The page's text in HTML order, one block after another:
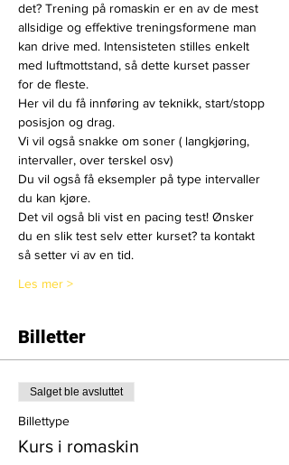
det? Trening på romaskin er en av de mest
allsidige og effektive treningsformene man
kan drive med. Intensisteten stilles enkelt
med luftmottstand, så dette kurset passer
for de fleste.
Her vil du få innføring av teknikk, start/stopp
posisjon og drag.
Vi vil også snakke om soner ( langkjøring,
intervaller, over terskel osv)
Du vil også få eksempler på type intervaller
du kan kjøre.
Det vil også bli vist en pacing test! Ønsker
du en slik test selv etter kurset? ta kontakt
så setter vi av en tid.
Les mer >
Billetter
Salget ble avsluttet
Billettype
Kurs i romaskin